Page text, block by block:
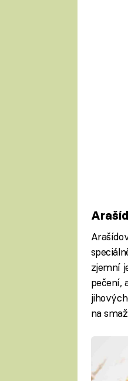
zjemní
pečení,
na